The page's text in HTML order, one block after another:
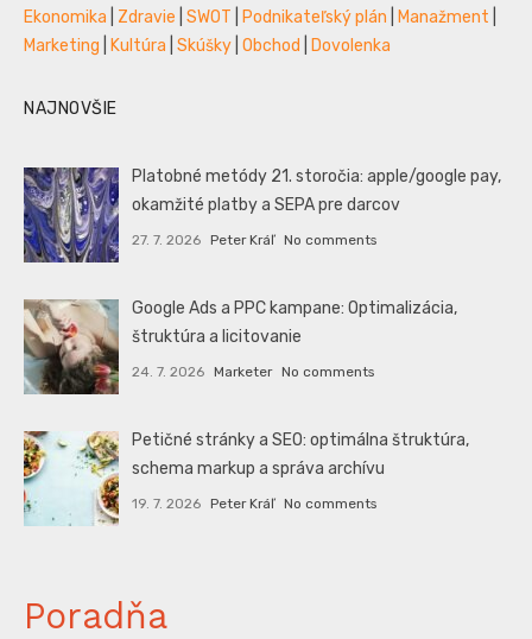
Ekonomika
Zdravie SWOT Podnikateľský plán Manažment
Marketing
Kultúra Skúšky Obchod Dovolenka
NAJNOVŠIE
Platobné metódy 21. storočia: apple/google pay,
okamžité platby a SEPA pre darcov
27. 7. 2026 Peter Kráľ No comments
Google Ads a PPC kampane: Optimalizácia,
štruktúra a licitovanie
24. 7. 2026 Marketer No comments
Petičné stránky a SEO: optimálna štruktúra,
schema markup a správa archívu
19. 7. 2026 Peter Kráľ No comments
Poradňa